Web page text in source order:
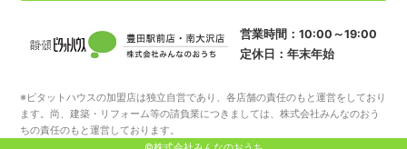
営業時間：10:00～19:00
定休日：年末年始
※ピタットハウスの加盟店は独立自営であり、各店舗の責任のもと運営をしており
ます。尚、建築・リフォーム等の請負業につきましては、株式会社みんなのおう
ちの責任のもと運営しております。